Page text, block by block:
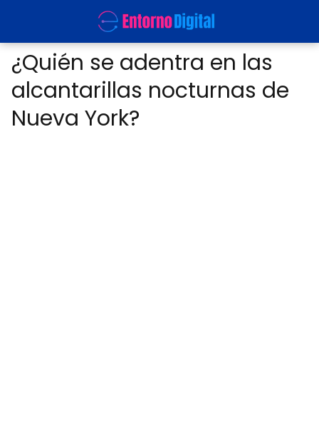
¿Quién se adentra en las
alcantarillas nocturnas de
Nueva York?